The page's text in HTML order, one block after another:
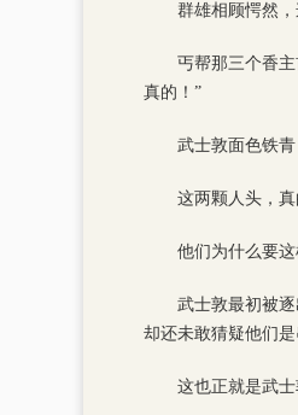
群雄相顾愕然
丐帮那三个香
真的！”
武士敦面色铁
这两颗人头，
他们为什么要
武士敦最初被
却还未敢猜疑他们
这也正就是武